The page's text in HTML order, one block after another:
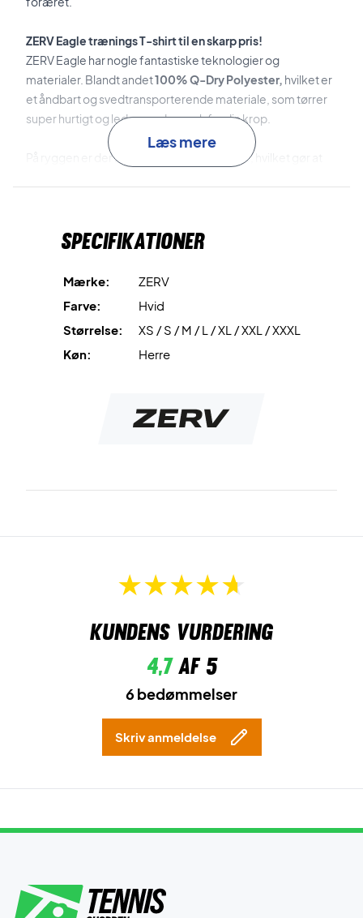
ZERV Eagle trænings T-shirt til en skarp pris!
ZERV Eagle har nogle fantastiske teknologier og
materialer. Blandt andet100% Q-Dry Polyester, hvilket er
et åndbart og svedtransporterende materiale, som tørrer
super hurtigt og leder sveden væk fra din krop.
På ryggen er der lavet et tyndere materiale, hvilket gør at
På den måde kan du holde fokus på din kamp eller træning!
Trænings trøjen har en masse fede detaljer. Blandt andet
er ZERV's eget unikke slogan.
Derudover er der et fedt mønster over brystet og kommer i
Lavet af Ketcher sports spillere, til padel, tennis, squash og
Farve: White
Læs mere
Specifikationer
Mærke:
ZERV
Farve:
Hvid
Størrelse:
XS / S / M / L / XL / XXL / XXXL
Køn:
Herre
Kundens vurdering
4,7af 5
6 bedømmelser
Skriv anmeldelse